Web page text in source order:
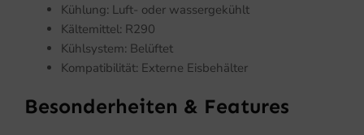
Kühlung: Luft- oder wassergekühlt
Kältemittel: R290
Kühlsystem: Belüftet
Kompatibilität: Externe Eisbehälter
Besonderheiten & Features